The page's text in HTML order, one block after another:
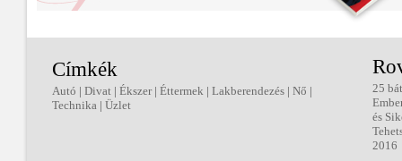
Címkék
Autó | Divat | Ékszer| Éttermek | Lakberendezés | Nő |
Technika | Üzlet
25
és
2016